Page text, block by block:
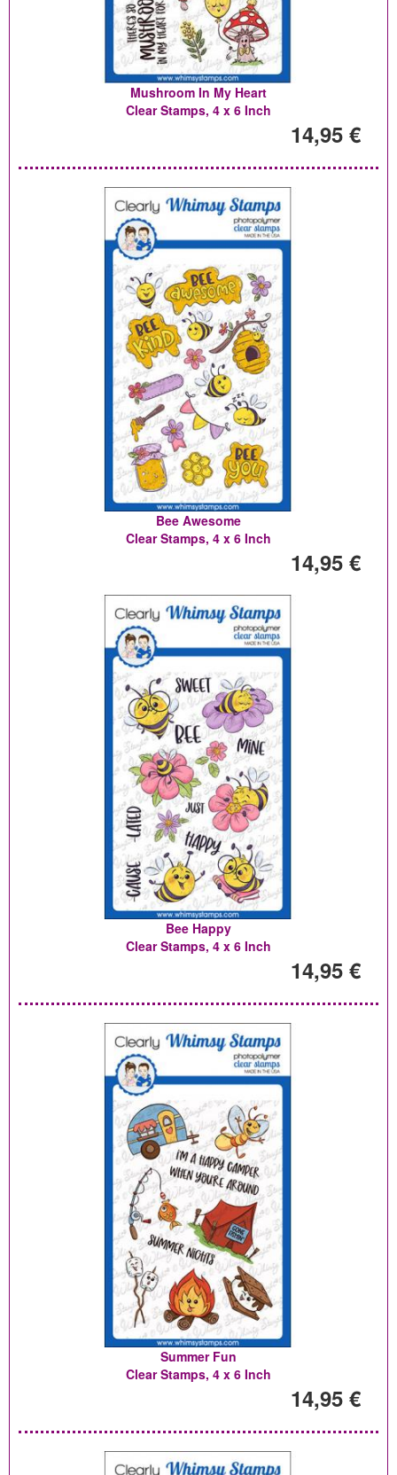
Mushroom In My Heart
Clear Stamps, 4 x 6 Inch
14,95 €
Bee Awesome
Clear Stamps, 4 x 6 Inch
14,95 €
Bee Happy
Clear Stamps, 4 x 6 Inch
14,95 €
Summer Fun
Clear Stamps, 4 x 6 Inch
14,95 €